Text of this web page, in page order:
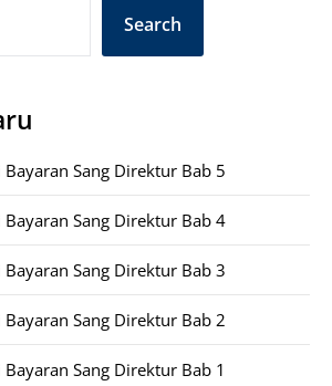
Search
Sang Direktur Bab 5
Sang Direktur Bab 4
Sang Direktur Bab 3
Sang Direktur Bab 2
Sang Direktur Bab 1